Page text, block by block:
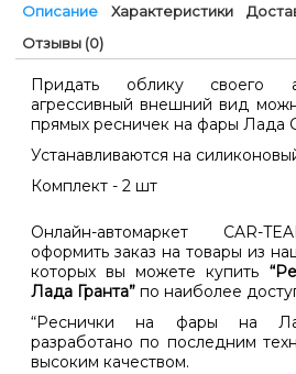
Описание Характеристики
Отзывы (0)
Придать облику своего
агрессивный внешний вид
прямых ресничек на фары Лада
Устанавливаются на
Комплект - 2 шт
Онлайн-автомаркет CAR-
оформить заказ на товары из
которых вы можете купить
Лада Гранта” по наиболее
“Реснички на фары на
разработано по последним
высоким качеством.